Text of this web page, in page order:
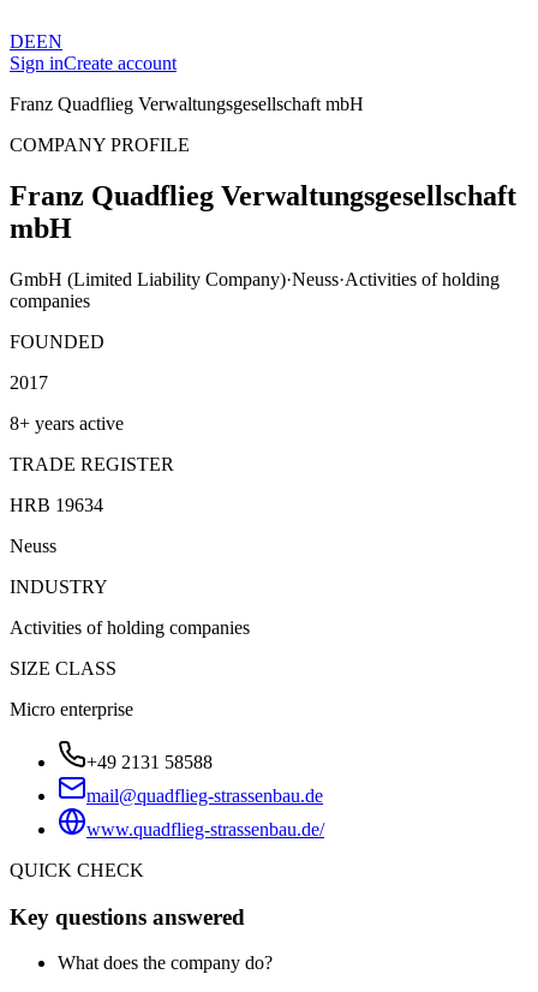
DEEN
Sign inCreate account
Franz Quadflieg Verwaltungsgesellschaft mbH
COMPANY PROFILE
Franz Quadflieg Verwaltungsgesellschaft
mbH
GmbH (Limited Liability Company)·Neuss·Activities of holding
companies
FOUNDED
2017
8+ years active
TRADE REGISTER
HRB 19634
Neuss
INDUSTRY
Activities of holding companies
SIZE CLASS
Micro enterprise
+49 2131 58588
mail@quadflieg-strassenbau.de
www.quadflieg-strassenbau.de/
QUICK CHECK
Key questions answered
What does the company do?